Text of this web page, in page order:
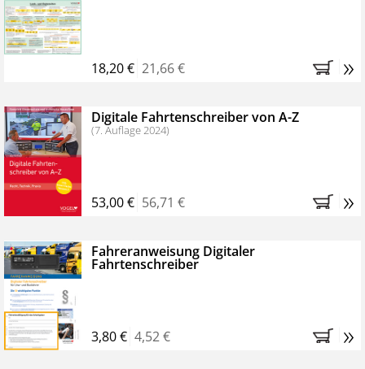
Bestellen Sie jetzt das VerkehrsRundschau Profipaket im
Kennenlern-Abo für zwei Monate (inkl. der derzeitig
Monaten brauchen Sie nichts weiter tun, das
Abonnement endet automatisch, es entstehen keine
weiteren Verpflichtungen.
18,20 € 21,66 € »
Digitale Fahrtenschreiber von A-Z
(7. Auflage 2024)
53,00 € 56,71 € »
Fahreranweisung Digitaler
Fahrtenschreiber
3,80 € 4,52 € »